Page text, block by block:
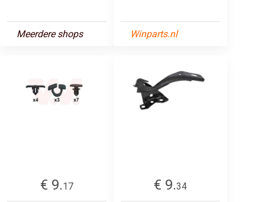
Meerdere shops Winparts.nl
€ 9.17
€ 9.34